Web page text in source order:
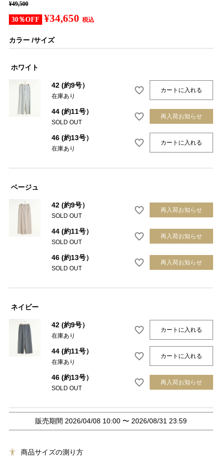
¥49,500
30％OFF ¥34,650 税込
カラー サイズ
ホワイト
42 (約9号）
在庫あり
カートに入れる
44 (約11号）
SOLD OUT
再入荷お知らせ
46 (約13号）
在庫あり
カートに入れる
ベージュ
42 (約9号）
SOLD OUT
再入荷お知らせ
44 (約11号）
SOLD OUT
再入荷お知らせ
46 (約13号）
SOLD OUT
再入荷お知らせ
ネイビー
42 (約9号）
在庫あり
カートに入れる
44 (約11号）
在庫あり
カートに入れる
46 (約13号）
SOLD OUT
再入荷お知らせ
販売期間 2026/04/08 10:00 〜 2026/08/31 23:59
商品サイズの測り方